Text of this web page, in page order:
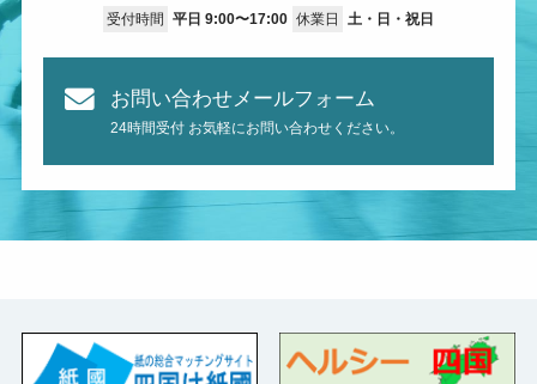
受付時間 平日 9:00〜17:00 休業日 土・日・祝日
お問い合わせメールフォーム
24時間受付 お気軽にお問い合わせください。